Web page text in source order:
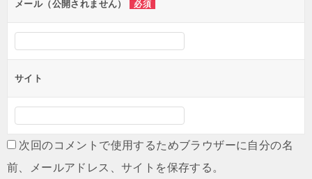
ンメール（公開されません） 必須
サイト
次回のコメントで使用するためブラウザーに自分の名
前、メールアドレス、サイトを保存する。